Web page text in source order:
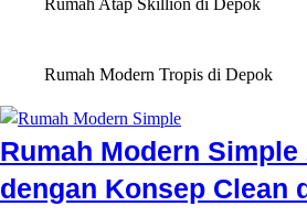
Rumah Atap Skillion di Depok
Rumah Modern Tropis di Depok
Rumah Modern Simple
dengan Konsep Clean